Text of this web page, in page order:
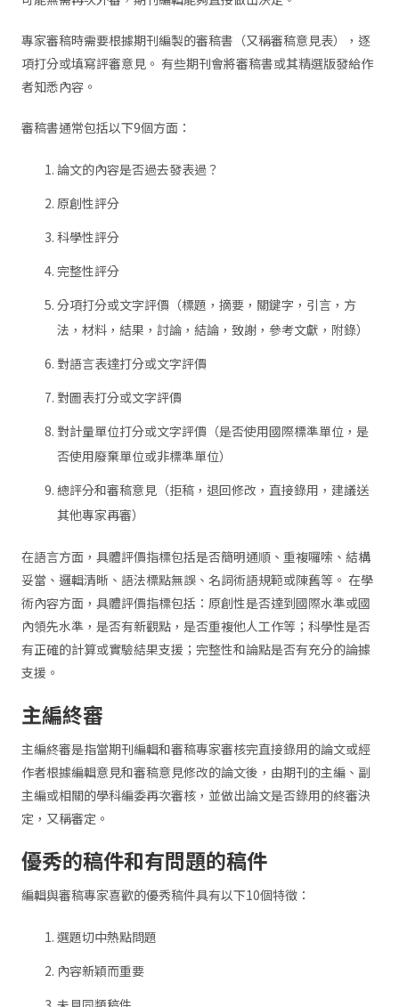
專家審稿時需要根據期刊編製的審稿書（又稱審稿意見表），逐
項打分或填寫評審意見。 有些期刊會將審稿書或其精選版發給作
者知悉內容。
審稿書通常包括以下9個方面：
論文的內容是否過去發表過？
原創性評分
科學性評分
完整性評分
分項打分或文字評價（標題，摘要，關鍵字，引言，方
法，材料，結果，討論，結論，致謝，參考文獻，附錄）
對語言表達打分或文字評價
對圖表打分或文字評價
對計量單位打分或文字評價（是否使用國際標準單位，是
否使用廢棄單位或非標準單位）
總評分和審稿意見（拒稿，退回修改，直接錄用，建議送
其他專家再審）
在語言方面，具體評價指標包括是否簡明通順、重複囉嗦、結構
妥當、邏輯清晰、語法標點無誤、名詞術語規範或陳舊等。 在學
術內容方面，具體評價指標包括：原創性是否達到國際水準或國
內領先水準，是否有新觀點，是否重複他人工作等；科學性是否
有正確的計算或實驗結果支援；完整性和論點是否有充分的論據
支援。
主編終審
主編終審是指當期刊編輯和審稿專家審核完直接錄用的論文或經
作者根據編輯意見和審稿意見修改的論文後，由期刊的主編、副
主編或相關的學科編委再次審核，並做出論文是否錄用的終審決
定，又稱審定。
優秀的稿件和有問題的稿件
編輯與審稿專家喜歡的優秀稿件具有以下10個特徵：
選題切中熱點問題
內容新穎而重要